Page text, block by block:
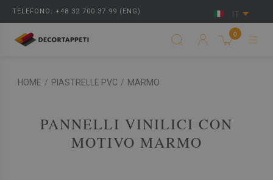
TELEFONO: +48 32 700 37 99 (ENG)
0
HOME / PIASTRELLE PVC / MARMO
PANNELLI VINILICI CON
MOTIVO MARMO